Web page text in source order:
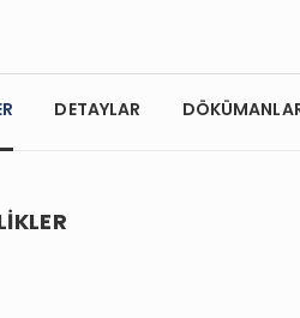
DETAYLAR